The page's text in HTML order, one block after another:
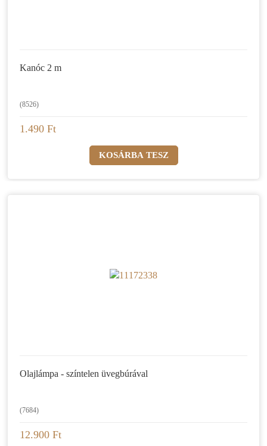
Kanóc 2 m
(8526)
1.490 Ft
Olajlámpa - színtelen üvegbúrával
(7684)
12.900 Ft